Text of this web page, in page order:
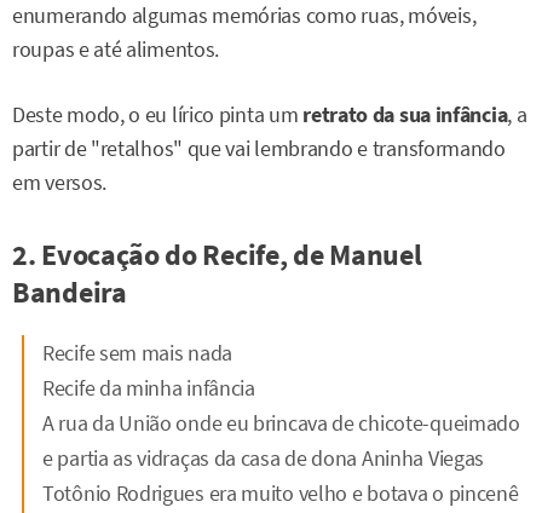
enumerando algumas memórias como ruas, móveis,
roupas e até alimentos.
Deste modo, o eu lírico pinta um retrato da sua infância, a
partir de "retalhos" que vai lembrando e transformando
em versos.
2. Evocação do Recife, de Manuel
Bandeira
Recife sem mais nada
Recife da minha infância
A rua da União onde eu brincava de chicote-queimado
e partia as vidraças da casa de dona Aninha Viegas
Totônio Rodrigues era muito velho e botava o pincenê